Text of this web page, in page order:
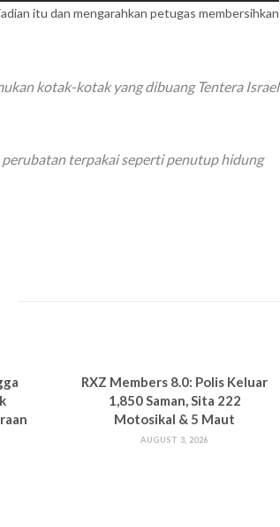
itu dan mengarahkan petugas membersihkan
kotak-kotak yang dibuang Tentera Israel
terpakai seperti penutup hidung
RXZ Members 8.0: Polis Keluar
1,850 Saman, Sita 222
Motosikal & 5 Maut
AUGUST 3, 2026